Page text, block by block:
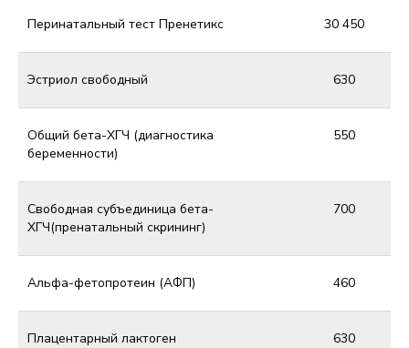
Перинатальный тест Пренетикс 30 450
Эстриол свободный 630
Общий бета-ХГЧ (диагностика
беременности)
550
Свободная субъединица бета-
ХГЧ(пренатальный скрининг)
700
Альфа-фетопротеин (АФП) 460
Плацентарный лактоген 630